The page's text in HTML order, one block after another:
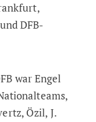
DFB-
war Engel
Özil, J.